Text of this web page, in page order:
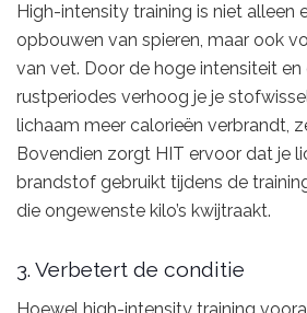
High-intensity training is niet alleen
opbouwen van spieren, maar ook
van vet. Door de hoge intensiteit en
rustperiodes verhoog je je
lichaam meer calorieën verbrandt,
Bovendien zorgt HIT ervoor dat je
brandstof gebruikt tijdens de
die ongewenste kilo’s kwijtraakt.
3. Verbetert de conditie
Hoewel high-intensity training